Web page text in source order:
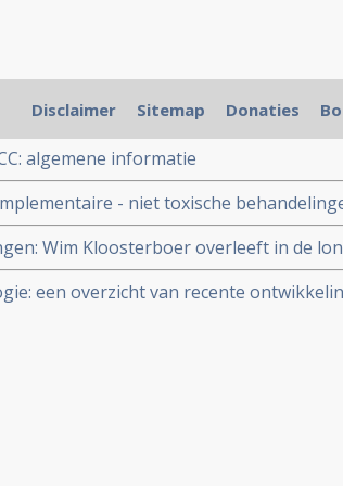
algemene informatie
- niet toxische
overzicht
Wim Kloosterboer overleeft in de
leverkanker (Graad IV) (HCC)
dendritische celtherapie.
een overzicht van recente
Disclaimer Sitemap Donaties